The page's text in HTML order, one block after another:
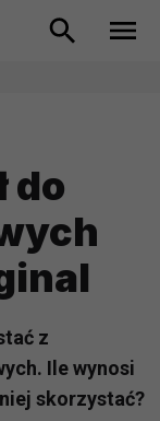
do
z
Ile wynosi
skorzystać?